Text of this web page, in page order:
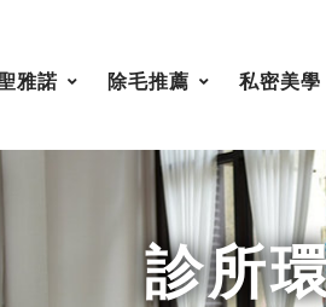
雅諾 除毛推薦 私密美學
診所